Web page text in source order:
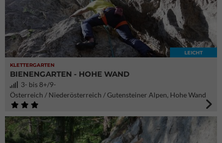
KLETTERGARTEN
LEICHT
BIENENGARTEN - HOHE WAND
3- bis 8+/9-
Österreich / Niederösterreich / Gutensteiner Alpen, Hohe Wand